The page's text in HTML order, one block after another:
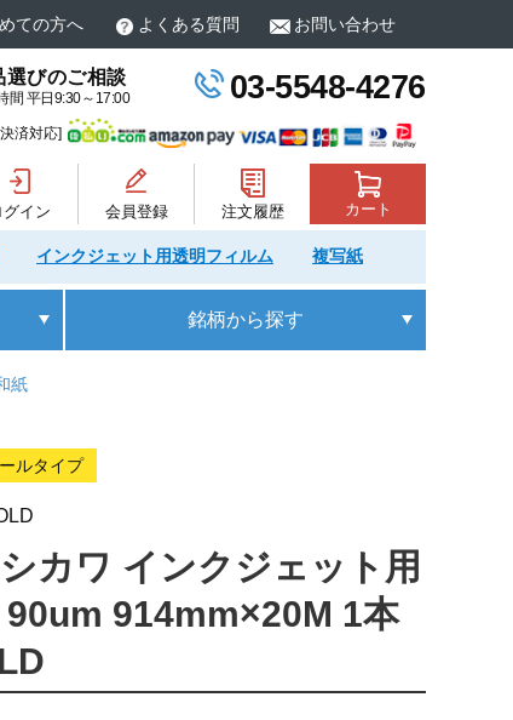
ての方へ よくある質問 お問い合わせ
選びのご相談
間 平日9:30～17:00 03-5548-4276
済対応]
グイン 会員登録 注文履歴 カート
インクジェット用透明フィルム 複写紙
銘柄から探す
紙
ルタイプ
カワ インクジェット用
90um 914mm×20M 1本